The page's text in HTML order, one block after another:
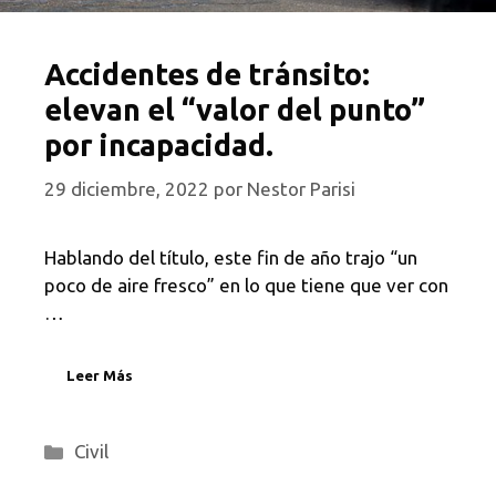
Accidentes de tránsito:
elevan el “valor del punto”
por incapacidad.
29 diciembre, 2022 por Nestor Parisi
Hablando del título, este fin de año trajo “un
poco de aire fresco” en lo que tiene que ver con
…
Leer Más
Categorías
Civil